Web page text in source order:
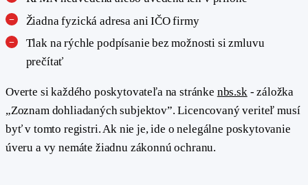
Žiadna fyzická adresa ani IČO firmy
Tlak na rýchle podpísanie bez možnosti si zmluvu
prečítať
Overte si každého poskytovateľa na stránke nbs.sk- záložka
„Zoznam dohliadaných subjektov”. Licencovaný veriteľ musí
byť v tomto registri. Ak nie je, ide o nelegálne poskytovanie
úveru a vy nemáte žiadnu zákonnú ochranu.